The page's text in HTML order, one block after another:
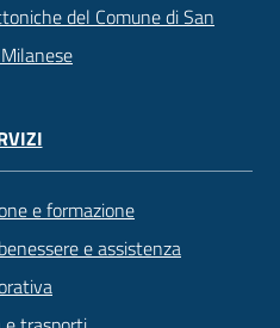
del Comune di San
e formazione
e assistenza